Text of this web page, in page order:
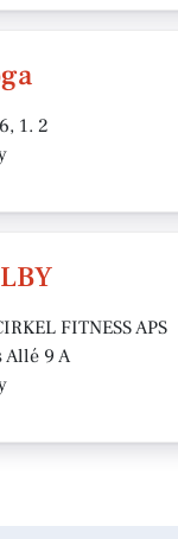
1. 2
FITNESS APS
Allé 9 A